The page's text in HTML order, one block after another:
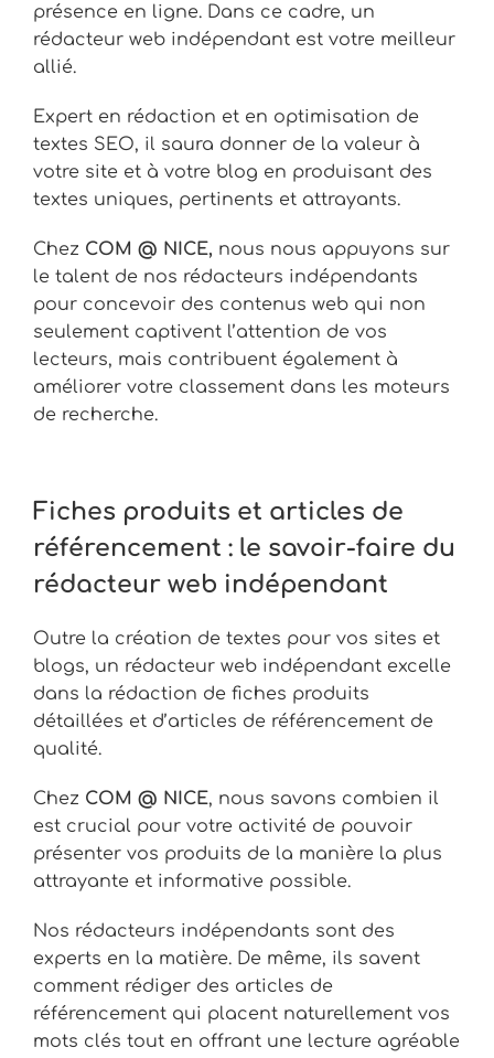
présence en ligne. Dans ce cadre, un
rédacteur web indépendant est votre meilleur
allié.
Expert en rédaction et en optimisation de
textes SEO, il saura donner de la valeur à
votre site et à votre blog en produisant des
textes uniques, pertinents et attrayants.
Chez COM @ NICE, nous nous appuyons sur
le talent de nos rédacteurs indépendants
pour concevoir des contenus web qui non
seulement captivent l’attention de vos
lecteurs, mais contribuent également à
améliorer votre classement dans les moteurs
de recherche.
Fiches produits et articles de
référencement : le savoir-faire du
rédacteur web indépendant
Outre la création de textes pour vos sites et
blogs, un rédacteur web indépendant excelle
dans la rédaction de fiches produits
détaillées et d’articles de référencement de
qualité.
Chez COM @ NICE, nous savons combien il
est crucial pour votre activité de pouvoir
présenter vos produits de la manière la plus
attrayante et informative possible.
Nos rédacteurs indépendants sont des
experts en la matière. De même, ils savent
comment rédiger des articles de
référencement qui placent naturellement vos
mots clés tout en offrant une lecture agréable